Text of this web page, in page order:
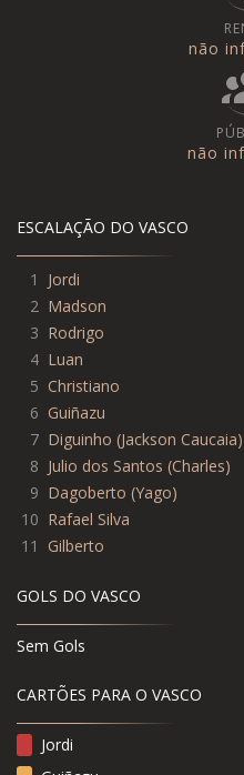
não
não
ESCALAÇÃO DO VASCO
1
Jordi
2 Madson
3 Rodrigo
4 Luan
5 Christiano
6 Guiñazu
7 Diguinho (Jackson Caucaia)
8 Julio dos Santos (Charles)
9 Dagoberto (Yago)
10 Rafael Silva
11
Gilberto
GOLS DO VASCO
Sem Gols
CARTÕES PARA O VASCO
Jordi